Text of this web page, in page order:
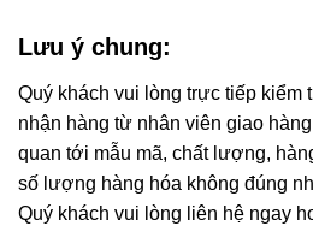
Lưu ý chung:
Quý khách vui lòng trực tiếp kiểm
nhận hàng từ nhân viên giao
quan tới mẫu mã, chất lượng,
số lượng hàng hóa không đúng
Quý khách vui lòng liên hệ ngay